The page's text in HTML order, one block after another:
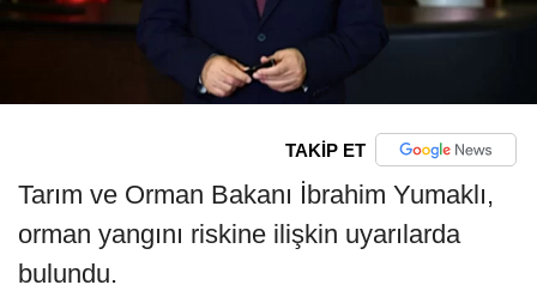
TAKİP ET
Tarım ve Orman Bakanı İbrahim Yumaklı,
orman yangını riskine ilişkin uyarılarda
bulundu.